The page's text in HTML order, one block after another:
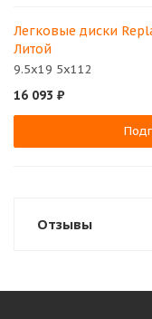
Легковые диски
Литой
9.5x19 5x112
16 093 ₽
Отзывы